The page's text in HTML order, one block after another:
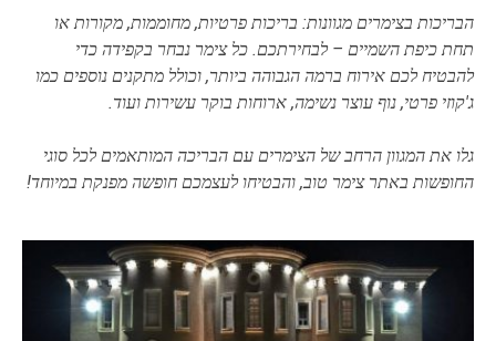
הבריכות בצימרים מגוונות: בריכות פרטיות, מחוממות, מקורות או
תחת כיפת השמיים – לבחירתכם. כל צימר נבחר בקפידה כדי
להבטיח לכם אירוח ברמה הגבוהה ביותר, וכולל מתקנים נוספים כמו
ג'קוזי פרטי, נוף עוצר נשימה, ארוחות בוקר עשירות ועוד.
גלו את המגוון הרחב של הצימרים עם הבריכה המותאמים לכל סוגי
החופשות באתר צימר טוב, והבטיחו לעצמכם חופשה מפנקת במיוחד!